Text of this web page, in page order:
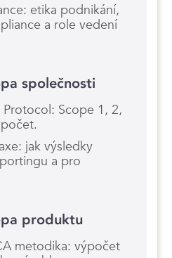
etika podnikání,
a role vedení
společnosti
Scope 1, 2,
jak výsledky
a pro
produktu
metodika: výpočet